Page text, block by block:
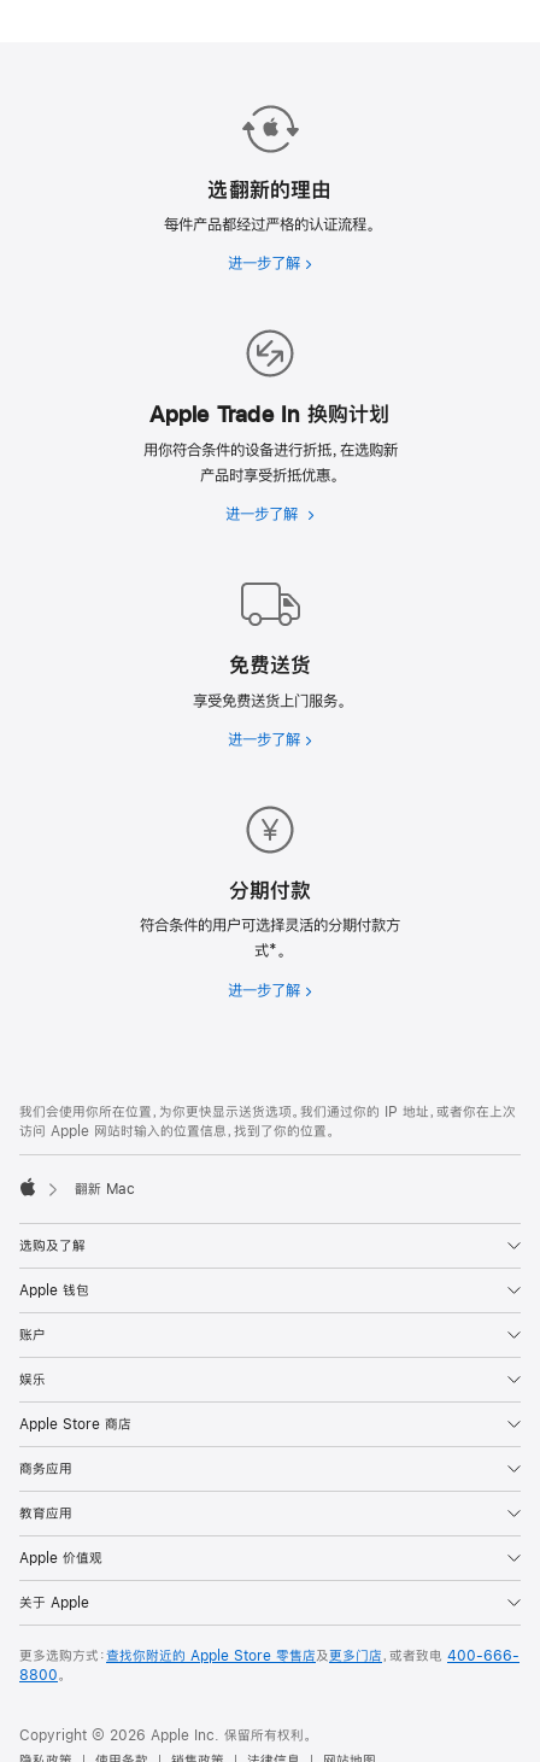
选翻新的理由
每件产品都经过严格的认证流程。
进一步了解 选
Apple Trade In 换购计划
用你符合条件的设备进行折抵，在选购新
产品时享受折抵优惠。
进一步了解
Apple
划
免费送货
享受免费送货上门服务。
进一步了解 免
分期付款
符合条件的用户可选择灵活的分期付款方
式*。
进一步了解 分
页
页
脚
注
我们会使用你所在位置，为你更快显示送货选项。我们通过你的 IP 地址，或者你在上次
访问 Apple 网站时输入的位置信息，找到了你的位置。
翻新 Mac
选购及了解
Apple 钱包
账户
娱乐
Apple Store 商店
商务应用
教育应用
Apple 价值观
关于 Apple
更多选购方式：查找你附近的 Apple Store 零售店及更多门店，或者致电 400-666-
8800。
Copyright © 2026 Apple Inc. 保留所有权利。